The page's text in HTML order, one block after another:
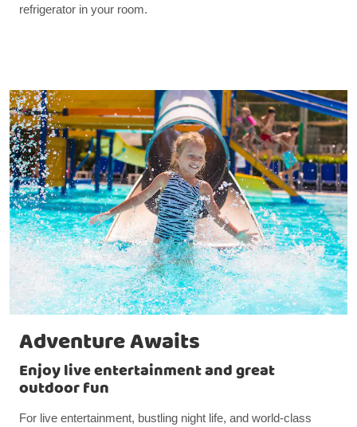
refrigerator in your room.
Adventure Awaits
Enjoy live entertainment and great
outdoor fun
For live entertainment, bustling night life, and world-class